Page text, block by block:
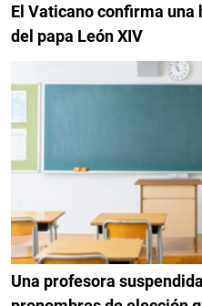
El Vaticano confirma
del papa León XIV
Una profesora